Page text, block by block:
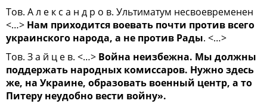
Тов. А л е к с а н д р о в. Ультиматум несвоевременен
<…> Нам приходится воевать почти против всего
украинского народа, а не против Рады. <…>
Тов. З а й ц е в. <…> Война неизбежна. Мы должны
поддержать народных комиссаров. Нужно здесь
же, на Украине, образовать военный центр, а то
Питеру неудобно вести войну».